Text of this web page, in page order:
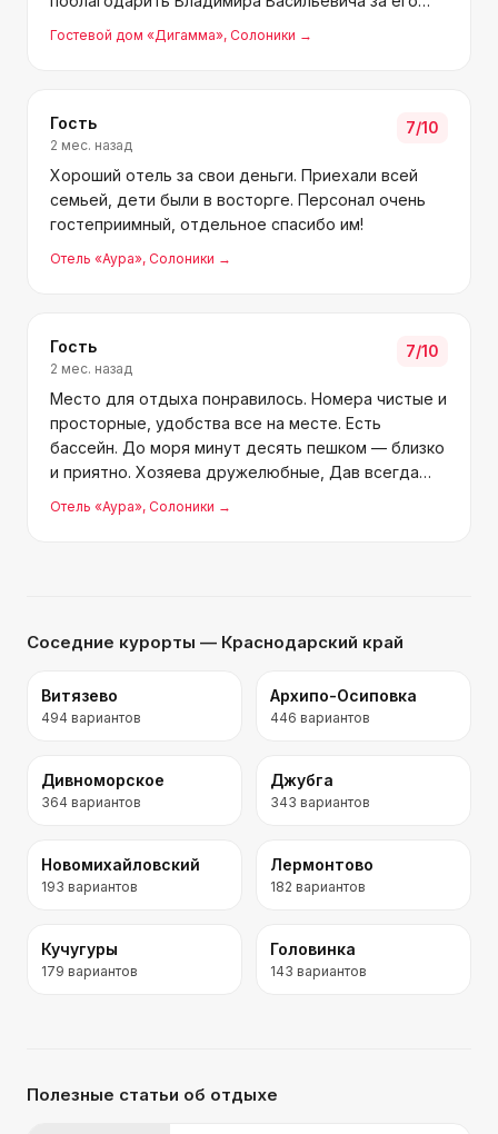
гостеприимство и доброту.
Гостевой дом «Дигамма», Солоники →
Гость
2 мес. назад
7/10
Хороший отель за свои деньги. Приехали всей
семьей, дети были в восторге. Персонал очень
гостеприимный, отдельное спасибо им!
Отель «Аура», Солоники →
Гость
2 мес. назад
7/10
Место для отдыха понравилось. Номера чистые и
просторные, удобства все на месте. Есть
бассейн. До моря минут десять пешком — близко
и приятно. Хозяева дружелюбные, Дав всегда
хорошее место.
Отель «Аура», Солоники →
Соседние курорты — Краснодарский край
Витязево
494 вариантов
Архипо-Осиповка
446 вариантов
Дивноморское
364 вариантов
Джубга
343 вариантов
Новомихайловский
193 вариантов
Лермонтово
182 вариантов
Кучугуры
179 вариантов
Головинка
143 вариантов
Полезные статьи об отдыхе